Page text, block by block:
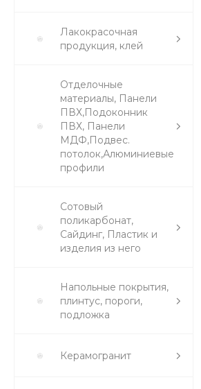
Лакокрасочная
продукция, клей
Отделочные
материалы, Панели
ПВХ,Подоконник
ПВХ, Панели
МДФ,Подвес.
потолок,Алюминиевые
профили
Сотовый
поликарбонат,
Сайдинг, Пластик и
изделия из него
Напольные покрытия,
плинтус, пороги,
подложка
Керамогранит